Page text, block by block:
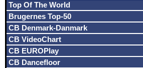
Top Of The World
Brugernes Top-50
CB Denmark-Danmark
CB VideoChart
CB EUROPlay
CB Dancefloor